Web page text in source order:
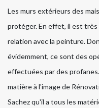
Les murs extérieurs des
protéger. En effet, il est
relation avec la peinture.
évidemment, ce sont des
effectuées par des
matière à l'image de
Sachez qu'il a tous les